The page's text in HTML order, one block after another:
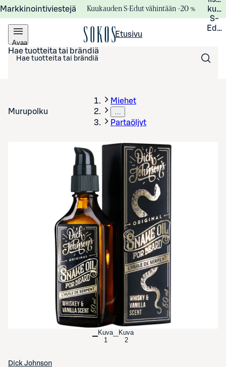
Markkinointiviestejä Kuukauden S-Edut vähintään –20 %
S-
Avaa
valikko
Etusivu
Hae tuotteita tai brändiä
Murupolku
Miehet
…
Partaöljyt
Avaa tuotekuva suurennettuna
Kuva
1
Kuva
2
Dick Johnson